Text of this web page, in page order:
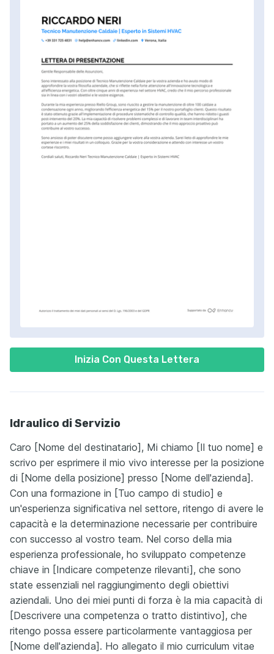
Inizia Con Questa Lettera
Idraulico di Servizio
Caro [Nome del destinatario], Mi chiamo [Il tuo nome] e
scrivo per esprimere il mio vivo interesse per la posizione
di [Nome della posizione] presso [Nome dell'azienda].
Con una formazione in [Tuo campo di studio] e
un'esperienza significativa nel settore, ritengo di avere le
capacità e la determinazione necessarie per contribuire
con successo al vostro team. Nel corso della mia
esperienza professionale, ho sviluppato competenze
chiave in [Indicare competenze rilevanti], che sono
state essenziali nel raggiungimento degli obiettivi
aziendali. Uno dei miei punti di forza è la mia capacità di
[Descrivere una competenza o tratto distintivo], che
ritengo possa essere particolarmente vantaggiosa per
[Nome dell'azienda]. Ho allegato il mio curriculum vitae